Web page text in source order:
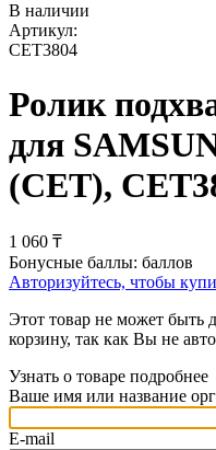
В наличии
Артикул:
CET3804
Ролик
для
(CET),
1 060 ₸
Бонусные баллы: баллов
Авторизуйтесь, чтобы
Этот товар не может быть
корзину, так как Вы не
Узнать о товаре подробнее
Ваше имя или название
E-mail